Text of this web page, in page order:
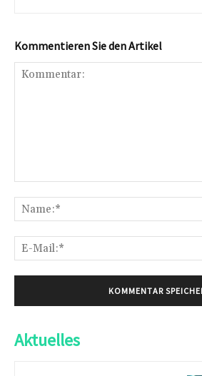
Kommentieren Sie den Artikel
Aktuelles